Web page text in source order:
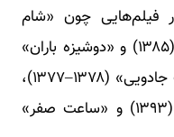
فیلم‌هایی چون «شام
عروسی» (۱۳۸۴)، «پسران آجری» (۱۳۸۵) و «دوشیزه باران»
(۱۳۸۶)؛ و مجموعه‌هایی نظیر «کت جادویی» (۱۳۷۸–۱۳۷۷)،
«عملیات ۱۲۵» (۱۳۸۷)، «خاتون» (۱۳۹۳) و «ساعت صفر»